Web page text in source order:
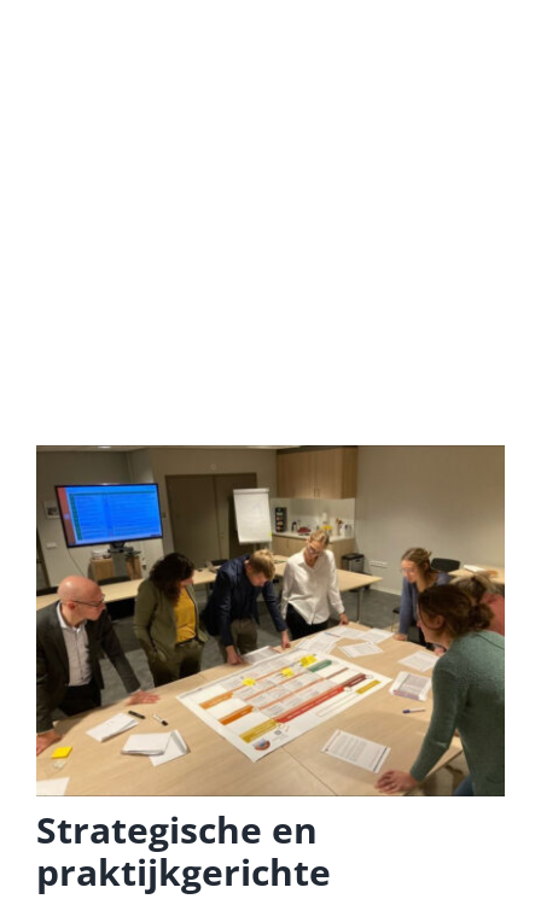
Strategische en
praktijkgerichte